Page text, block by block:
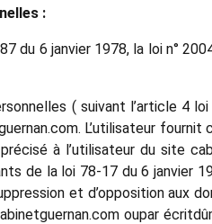
:
du 6 janvier 1978, la loi n°
( suivant l’article 4
L’utilisateur
à l’utilisateur du site
de la loi 78-17 du 6 janvier
et d’opposition aux
oupar